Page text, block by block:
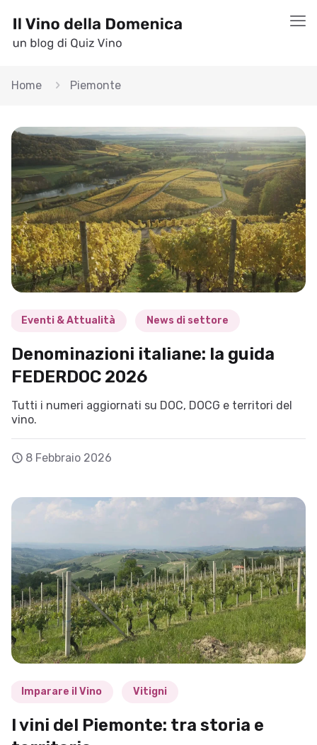
Home Piemonte
Eventi & Attualità News di settore
Denominazioni italiane: la guida
FEDERDOC 2026
Tutti i numeri aggiornati su DOC, DOCG e territori del
vino.
8 Febbraio 2026
Imparare il Vino Vitigni
I vini del Piemonte: tra storia e